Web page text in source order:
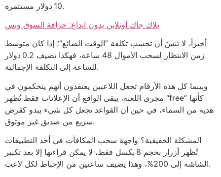
10 دولار مستثمرة.
بلاك جاك أونلاين بدون إيداع: خرافة السوق وبس
أخيراً، لا تنسَ أن تحسب تكلفة “الوقت الضائع”؛ إذا كان متوسط
زمن الانتظار لسحب الأموال 48 ساعة، فهكذا تضيف 0.2 دولار
للساعة إلى التكلفة الإجمالية.
وبينما كل هذه الأرقام تجعل اللاعبين يعتقدون أنهم يتحكمون في
مجرى اللعبة، يبقى الواقع أن الإعلانات فقط تُظهر “free” كأنها
هدية من السماء، في حين أن القواعد تجعل كل شيء يبدو كقرض
سريع من صديق غير موثوق.
المشكلة الحقيقية؟ واجهة سحب المكافآت في أحد التطبيقات
تُظهر أزرار بحجم 8 بكسل فقط، لا يمكن قراءتها إلا بعد تكبير
الشاشة إلى 200%، وهذا يضيف ساعتين من الإحباط لكل لاعب.